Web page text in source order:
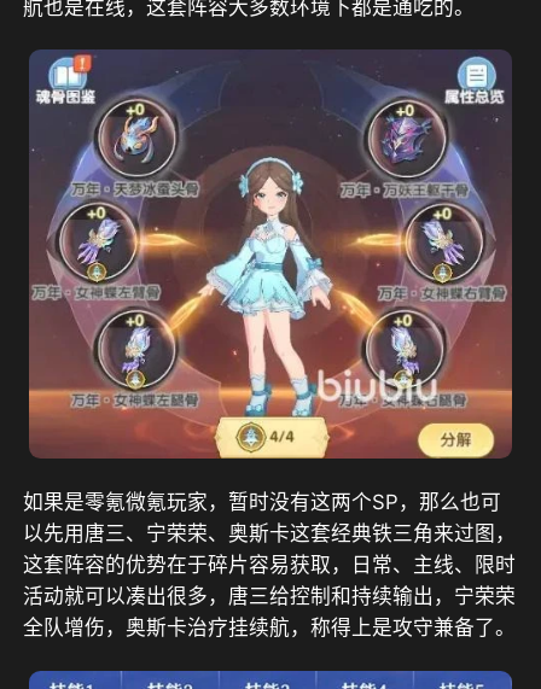
航也是在线，这套阵容大多数环境下都是通吃的。
如果是零氪微氪玩家，暂时没有这两个SP，那么也可
以先用唐三、宁荣荣、奥斯卡这套经典铁三角来过图，
这套阵容的优势在于碎片容易获取，日常、主线、限时
活动就可以凑出很多，唐三给控制和持续输出，宁荣荣
全队增伤，奥斯卡治疗挂续航，称得上是攻守兼备了。